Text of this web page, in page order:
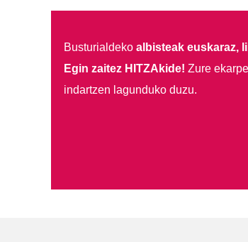
Busturialdeko albisteak euskaraz,
Egin zaitez HITZAkide! Zure
indartzen lagunduko duzu.